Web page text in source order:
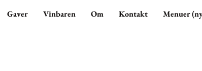
Gaver Vinbaren Om Kontakt Menuer